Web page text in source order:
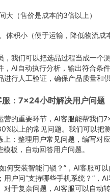
大（售价是成本的3倍以上）
体积小（便于运输，降低物流成
，我们可以把选品过程当成一个
，AI自动执行分析，输出符合条
进行人工验证，确保产品质量和供
服：7×24小时解决用户问题
营的重要环节，AI客服能帮我们
以上的常见问题。我们可以把
上：整理用户常见问题，编写对
板，自动回答用户问题。
何安装智能门锁？”，AI客服可
用户问“支持哪些手机系统？”，
对于复杂问题，AI客服可以自动